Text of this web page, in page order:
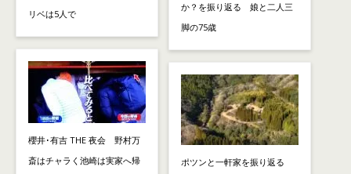
リベは5人で
櫻井･有吉 THE 夜会 野村万
斎はチャラく池崎は実家へ帰
か？を振り返る 娘と二人三
脚の75歳
ポツンと一軒家を振り返る